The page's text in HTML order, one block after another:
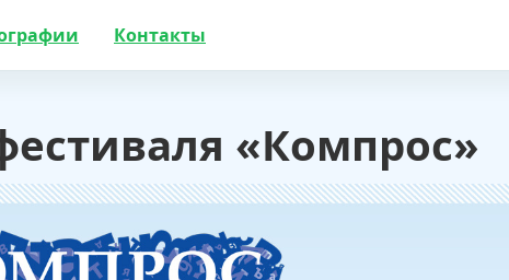
Контакты
«Компрос»